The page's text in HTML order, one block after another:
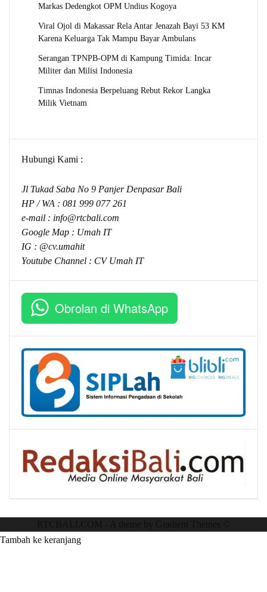
Markas Dedengkot OPM Undius Kogoya
Viral Ojol di Makassar Rela Antar Jenazah Bayi 53 KM
Karena Keluarga Tak Mampu Bayar Ambulans
Serangan TPNPB-OPM di Kampung Timida: Incar
Militer dan Milisi Indonesia
Timnas Indonesia Berpeluang Rebut Rekor Langka
Milik Vietnam
Hubungi Kami :
Jl Tukad Saba No 9 Panjer Denpasar Bali
HP / WA : 081 999 077 261
e-mail : info@rtcbali.com
Google Map : Umah IT
IG : @cv.umahit
Youtube Channel : CV Umah IT
Obrolan di WhatsApp
Tambah ke keranjang